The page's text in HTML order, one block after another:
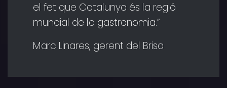
el fet que Catalunya és la regió
mundial de la gastronomia.”
Marc Linares, gerent del Brisa